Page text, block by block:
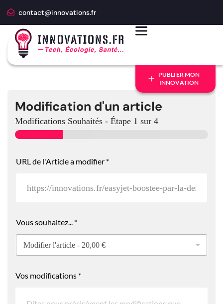
contact@innovations.fr
PUBLIER MON
INNOVATION
Modification d'un article
Modifications Souhaités - Étape 1 sur 4
URL de l'Article a modifier *
Vous souhaitez... *
Vos modifications *